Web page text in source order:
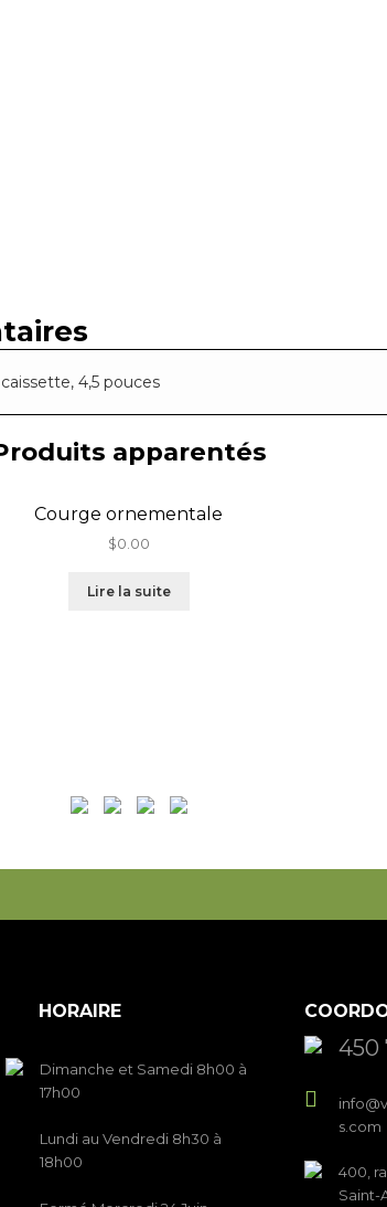
4,5 pouces
apparentés
Courge ornementale
$0.00
Lire la suite
HORAIRE
Dimanche et Samedi 8h00 à
17h00
Lundi au Vendredi 8h30 à
18h00
450
s.com
400,
Saint-